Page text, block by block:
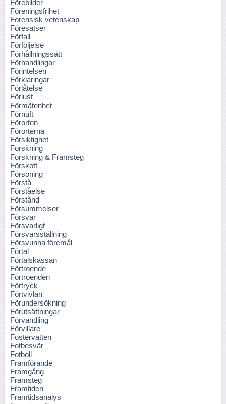
Förebilder
Föreningsfrihet
Forensisk vetenskap
Föresatser
Förfall
Förföljelse
Förhållningssätt
Förhandlingar
Förintelsen
Förklaringar
Förlåtelse
Förlust
Förmätenhet
Förnuft
Förorten
Förorterna
Försiktighet
Forskning
Forskning & Framsteg
Förskott
Försoning
Förstå
Förståelse
Förstånd
Försummelser
Försvar
Försvarligt
Försvarsställning
Försvunna föremål
Förtal
Förtalskassan
Förtroende
Förtroenden
Förtryck
Förtvivlan
Förundersökning
Förutsättningar
Förvandling
Förvillare
Fostervatten
Fotbesvär
Fotboll
Framförande
Framgång
Framsteg
Framtiden
Framtidsanalys